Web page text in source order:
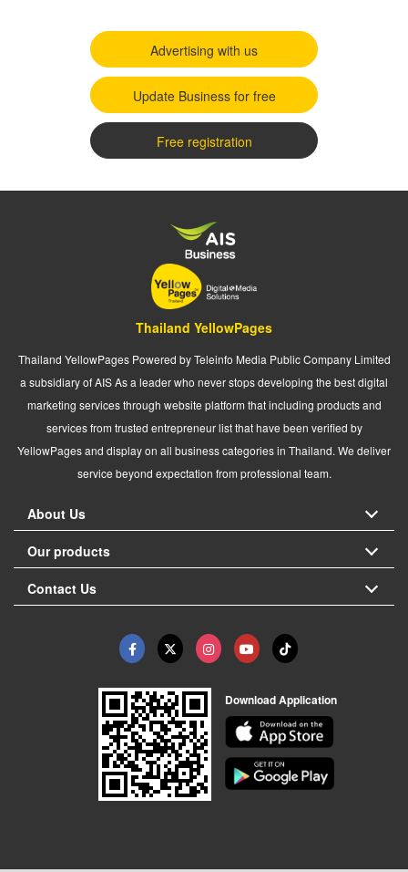
Advertising with us
Update Business for free
Free registration
Thailand YellowPages
Thailand YellowPages Powered by Teleinfo Media Public Company Limited
a subsidiary of AIS As a leader who never stops developing the best digital
marketing services through website platform that including products and
services from trusted entrepreneur list that have been verified by
YellowPages and display on all business categories in Thailand. We deliver
service beyond expectation from professional team.
About Us
Our products
Contact Us
Download Application